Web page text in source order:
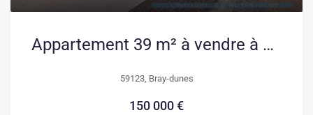
Appartement 39 m² à vendre à Bray-Dunes, proche plage – meublé et sécurisé
59123, Bray-dunes
150 000 €